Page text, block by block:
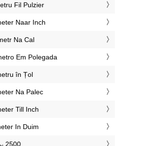
Fil Pulzier
Naar Inch
Na Cal
Em Polegada
în Țol
Na Palec
Till Inch
In Duim